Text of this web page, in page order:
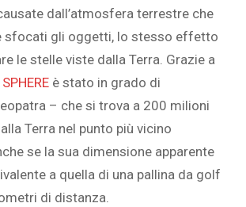
dall’atmosfera terrestre che
sfocati gli oggetti, lo stesso effetto
le stelle viste dalla Terra. Grazie a
SPHERE è stato in grado di
– che si trova a 200 milioni
Terra nel punto più vicino
se la sua dimensione apparente
a quella di una pallina da golf
di distanza.